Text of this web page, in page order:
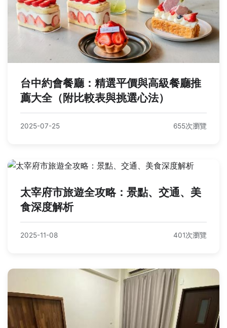
台中約會餐廳：精選平價與高級餐廳推
薦大全（附比較表與挑選心法）
2025-07-25 655次瀏覽
太宰府市旅遊全攻略：景點、交通、美
食深度解析
2025-11-08 401次瀏覽